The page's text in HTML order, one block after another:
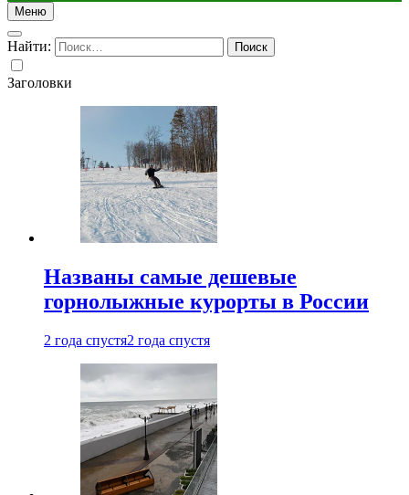
Меню
Найти:
Заголовки
Названы самые дешевые
горнолыжные курорты в России
2 года спустя2 года спустя